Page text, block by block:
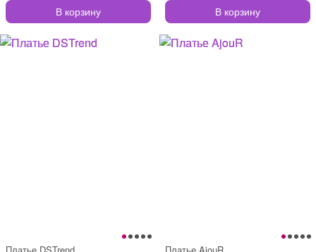
В корзину В корзину
Платье DSTrend Платье AjouR